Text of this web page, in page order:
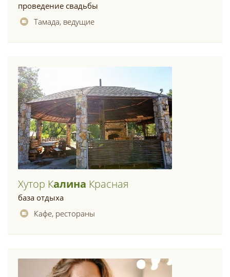
проведение свадьбы
Тамада, ведущие
Хутор КАлина Красная
база отдыха
Кафе, рестораны